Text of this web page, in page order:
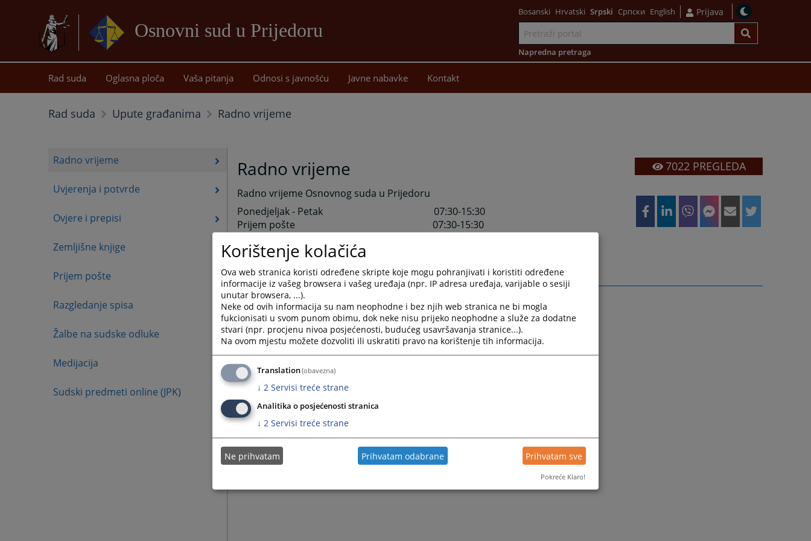
Osnovni sud u Prijedoru
sadržaj
Bosanski Hrvatski Srpski Српски English Prijava
Napredna pretraga
Rad suda Oglasna ploča Vaša pitanja Odnosi s javnošću Javne nabavke Kontakt
Rad suda Upute građanima Radno vrijeme
Radno vrijeme
Uvjerenja i potvrde
Ovjere i prepisi
Zemljišne knjige
Prijem pošte
Razgledanje spisa
Žalbe na sudske odluke
Medijacija
Sudski predmeti online (JPK)
Radno vrijeme
Radno vrijeme Osnovnog suda u Prijedoru
Ponedjeljak - Petak 07:30-15:30
Prijem pošte 07:30-15:30
Sudska pisarnica/upisnik – rad sa strankama 07:30-15:30
Pauza 10:00-10:30
7022PREGLEDA
Korištenje kolačića
Ova web stranica koristi određene skripte koje mogu pohranjivati i koristiti određene
informacije iz vašeg browsera i vašeg uređaja (npr. IP adresa uređaja, varijable o sesiji
unutar browsera, ...).
Neke od ovih informacija su nam neophodne i bez njih web stranica ne bi mogla
fukcionisati u svom punom obimu, dok neke nisu prijeko neophodne a služe za dodatne
stvari (npr. procjenu nivoa posjećenosti, budućeg usavršavanja stranice...).
Na ovom mjestu možete dozvoliti ili uskratiti pravo na korištenje tih informacija.
Translation(obavezna)
↓ 2 Servisi treće strane
Analitika o posjećenosti stranica
↓ 2 Servisi treće strane
Ne prihvatam Prihvatam odabrane Prihvatam sve
Pokreće Klaro!